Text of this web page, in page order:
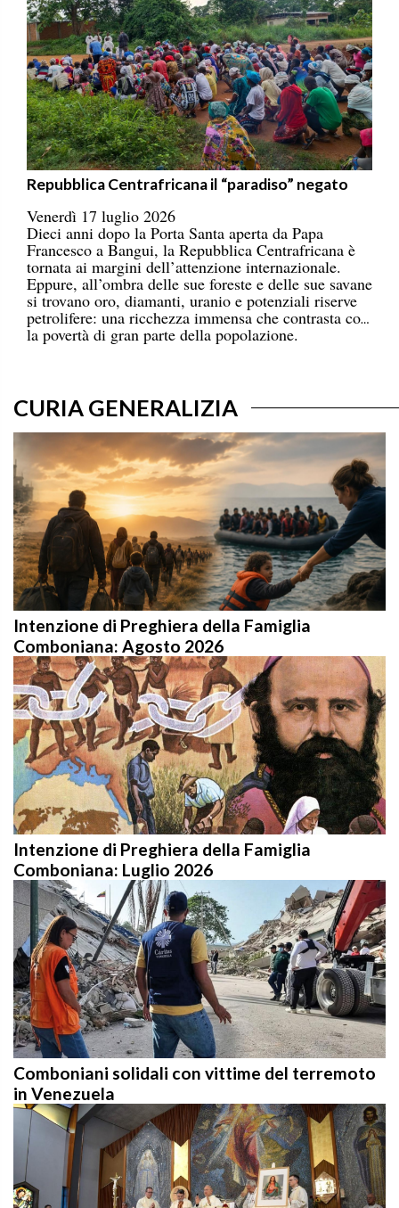
Repubblica Centrafricana il “paradiso” negato
Venerdì 17 luglio 2026
Dieci anni dopo la Porta Santa aperta da Papa
Francesco a Bangui, la Repubblica Centrafricana è
tornata ai margini dell’attenzione internazionale.
Eppure, all’ombra delle sue foreste e delle sue savane
si trovano oro, diamanti, uranio e potenziali riserve
petrolifere: una ricchezza immensa che contrasta con
la povertà di gran parte della popolazione.
CURIA GENERALIZIA
Intenzione di Preghiera della Famiglia
Comboniana: Agosto 2026
Intenzione di Preghiera della Famiglia
Comboniana: Luglio 2026
Comboniani solidali con vittime del terremoto
in Venezuela